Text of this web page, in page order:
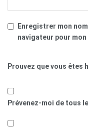
Enregistrer mon
navigateur pour
Prouvez que vous êtes
Prévenez-moi de tous